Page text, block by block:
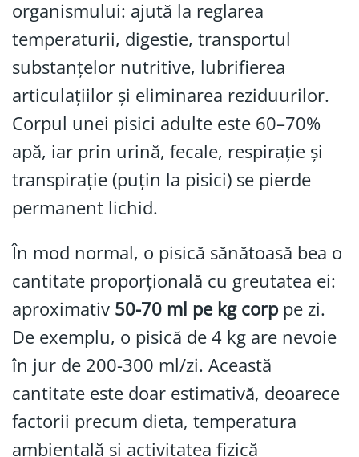
organismului: ajută la reglarea
temperaturii, digestie, transportul
substanțelor nutritive, lubrifierea
articulațiilor și eliminarea reziduurilor.
Corpul unei pisici adulte este 60–70%
apă, iar prin urină, fecale, respirație şi
transpirație (puțin la pisici) se pierde
permanent lichid.
În mod normal, o pisică sănătoasă bea o
cantitate proporțională cu greutatea ei:
aproximativ 50-70 ml pe kg corppe zi.
De exemplu, o pisică de 4 kg are nevoie
în jur de 200-300 ml/zi. Această
cantitate este doar estimativă, deoarece
factorii precum dieta, temperatura
ambientală și activitatea fizică